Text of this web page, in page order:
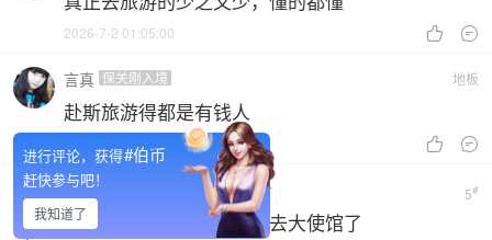
 
2026-7-2 01:05:00
地板
言真 保关刚入境
赴斯旅游得都是有钱人
 
2026-7-3 19:59:12
5#
男模
估计很多人受骗已经报案去大使馆了
进行评论，获得#伯币
赶快参与吧！
我知道了